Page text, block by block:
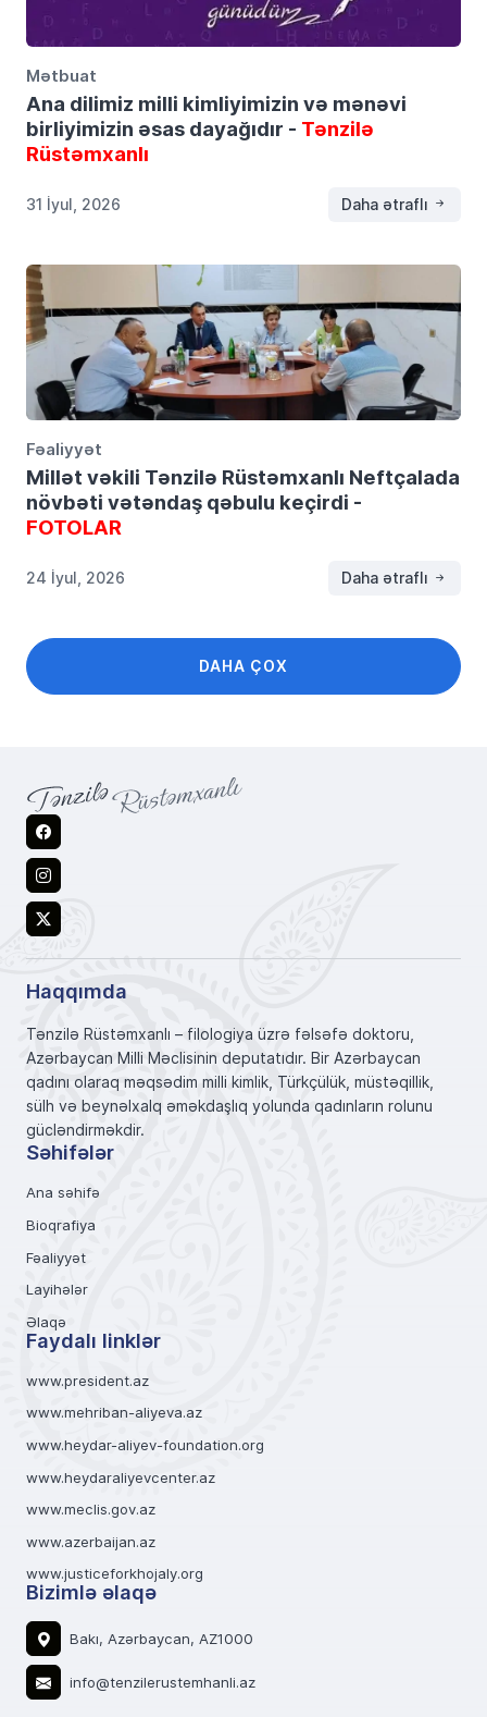
Mətbuat
Ana dilimiz milli kimliyimizin və mənəvi
birliyimizin əsas dayağıdır - Tənzilə
Rüstəmxanlı
31 İyul, 2026 Daha ətraflı
Fəaliyyət
Millət vəkili Tənzilə Rüstəmxanlı Neftçalada
növbəti vətəndaş qəbulu keçirdi -
FOTOLAR
24 İyul, 2026 Daha ətraflı
DAHA ÇOX
Facebook
Instagram
X
Haqqımda
Tənzilə Rüstəmxanlı – filologiya üzrə fəlsəfə doktoru,
Azərbaycan Milli Məclisinin deputatıdır. Bir Azərbaycan
qadını olaraq məqsədim milli kimlik, Türkçülük, müstəqillik,
sülh və beynəlxalq əməkdaşlıq yolunda qadınların rolunu
gücləndirməkdir.
Səhifələr
Ana səhifə
Bioqrafiya
Fəaliyyət
Layihələr
Əlaqə
Faydalı linklər
www.president.az
www.mehriban-aliyeva.az
www.heydar-aliyev-foundation.org
www.heydaraliyevcenter.az
www.meclis.gov.az
www.azerbaijan.az
www.justiceforkhojaly.org
Bizimlə əlaqə
Bakı, Azərbaycan, AZ1000
info@tenzilerustemhanli.az